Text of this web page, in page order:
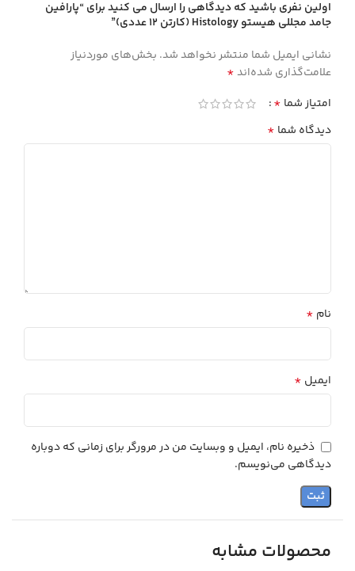
اولین نفری باشید که دیدگاهی را ارسال می کنید برای “پارافين
جامد مجللي هيستو Histology (كارتن 12 عددي)”
نشانی ایمیل شما منتشر نخواهد شد. بخش‌های موردنیاز
علامت‌گذاری شده‌اند*
امتیاز شما *
دیدگاه شما *
نام *
ایمیل *
ذخیره نام، ایمیل و وبسایت من در مرورگر برای زمانی که دوباره
دیدگاهی می‌نویسم.
محصولات مشابه